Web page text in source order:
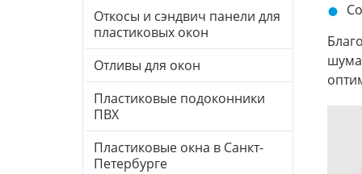
Откосы и сэндвич панели для
пластиковых окон
Отливы для окон
Пластиковые подоконники
ПВХ
Пластиковые окна в Санкт-
Петербурге